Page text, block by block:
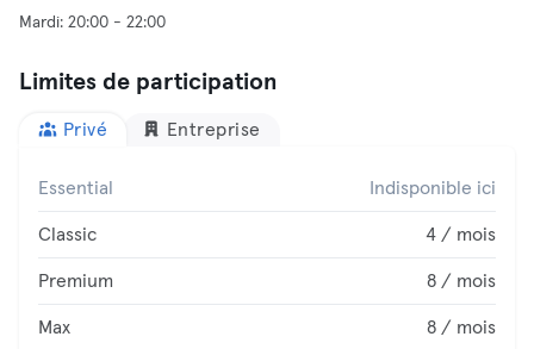
Limites de participation
Privé Entreprise
Essential Indisponible ici
Classic 4 / mois
Premium 8 / mois
Max 8 / mois